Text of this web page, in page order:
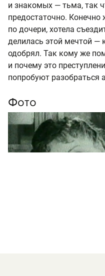
и знакомых — тьма, так
предостаточно. Конечно
по дочери, хотела
делилась этой мечтой —
одобрял. Так кому же
и почему это
попробуют
Фото